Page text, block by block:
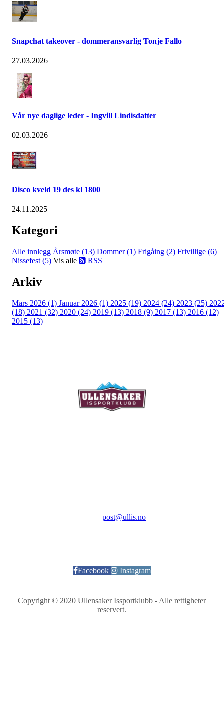
Snapchat takeover - dommeransvarlig Tonje Fallo
27.03.2026
Vår nye daglige leder - Ingvill Lindisdatter
02.03.2026
Disco kveld 19 des kl 1800
24.11.2025
Kategori
Alle innlegg Årsmøte (13) Dommer (1) Frigåing (2) Frivillige (6)
Nissefest (5) Vis alle RSS
Arkiv
Mars 2026 (1) Januar 2026 (1) 2025 (19) 2024 (24) 2023 (25)
(18) 2021 (32) 2020 (24) 2019 (13) 2018 (9) 2017 (13) 2016 (12)
2015 (13)
post@ullis.no
Facebook Instagram
Copyright © 2020 Ullensaker Issportklubb - Alle rettigheter
reservert.